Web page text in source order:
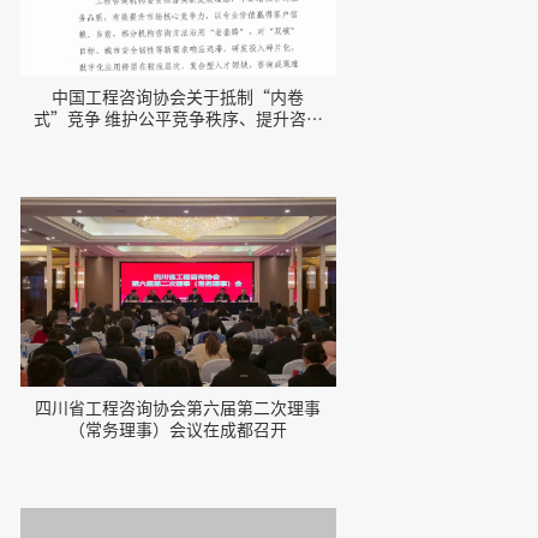
中国工程咨询协会关于抵制“内卷
式”竞争 维护公平竞争秩序、提升咨询
四川省工程咨询协会第六届第二次理事
（常务理事）会议在成都召开